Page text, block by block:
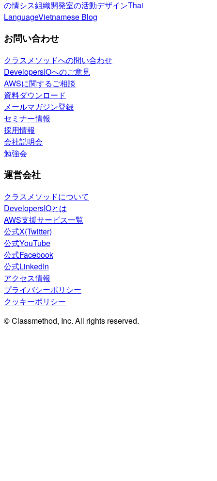
の情シス組織開発室の活動デザインThai
LanguageVietnamese Blog
お問い合わせ
クラスメソッドへの問い合わせ
DevelopersIOへのご意見
AWSに関するご相談
資料ダウンロード
メールマガジン登録
セミナー情報
採用情報
会社説明会
勉強会
運営会社
クラスメソッドについて
DevelopersIOとは
AWS支援サービス一覧
公式X(Twitter)
公式YouTube
公式Facebook
公式LinkedIn
アクセス情報
プライバシーポリシー
クッキーポリシー
© Classmethod, Inc. All rights reserved.